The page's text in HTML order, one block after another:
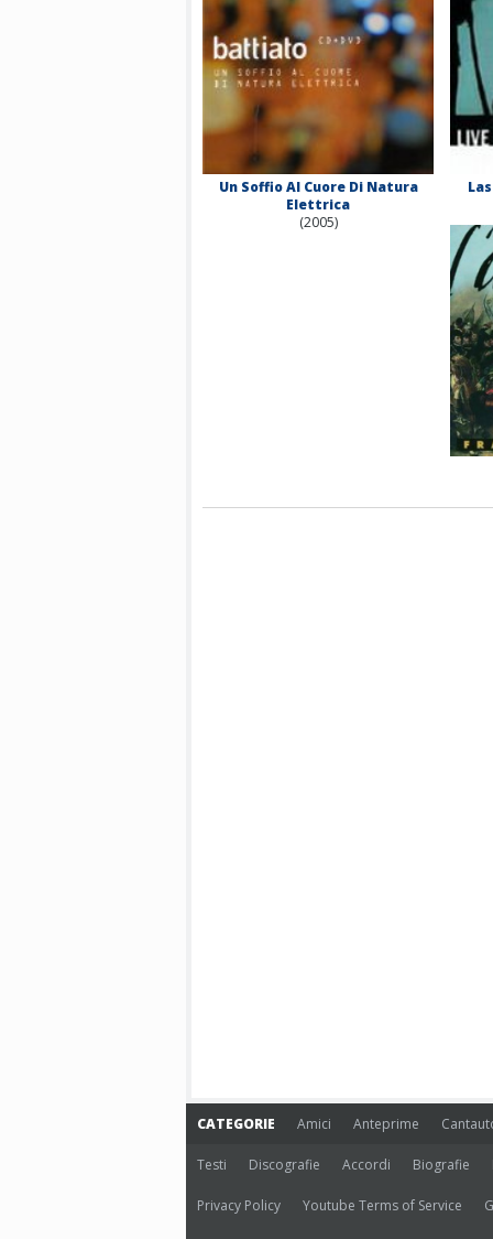
Un Soffio Al Cuore Di Natura
Elettrica
(2005)
CATEGORIE Amici Anteprime
Testi Discografie Accordi Biografie
Privacy Policy Youtube Terms of Service